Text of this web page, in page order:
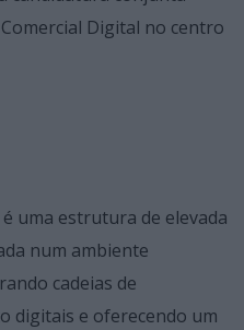
Digital no centro
uma estrutura de elevada
num ambiente
cadeias de
digitais e oferecendo um